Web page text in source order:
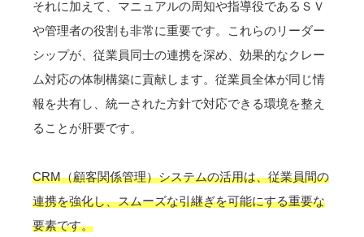
それに加えて、マニュアルの周知や指導役であるＳＶ
や管理者の役割も非常に重要です。これらのリーダー
シップが、従業員同士の連携を深め、効果的なクレー
ム対応の体制構築に貢献します。従業員全体が同じ情
報を共有し、統一された方針で対応できる環境を整え
ることが肝要です。
CRM（顧客関係管理）システムの活用は、従業員間の
連携を強化し、スムーズな引継ぎを可能にする重要な
要素です。